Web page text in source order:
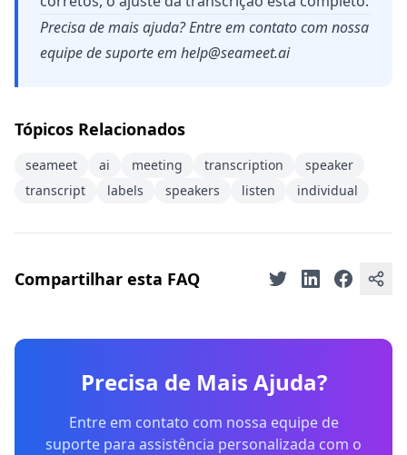
Precisa de mais ajuda? Entre em contato com nossa
equipe de suporte em help@seameet.ai
Tópicos Relacionados
seameet ai meeting transcription
speaker
transcript
labels speakers listen individual
Compartilhar esta FAQ
Precisa de Mais Ajuda?
Entre em contato com nossa equipe de
suporte para assistência personalizada com o